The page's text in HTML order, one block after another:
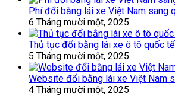
Phí đổi bằng lái xe Việt Nam sang
6 Tháng mười một, 2025
Thủ tục đổi bằng lái xe ô tô quốc tế
5 Tháng mười một, 2025
Website đổi bằng lái xe Việt Nam
4 Tháng mười một, 2025